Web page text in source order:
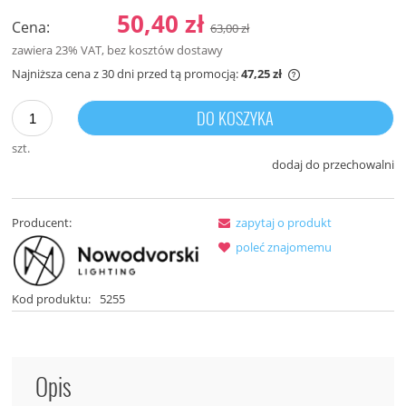
Cena: 50,40 zł 63,00 zł
zawiera 23% VAT, bez kosztów dostawy
Najniższa cena z 30 dni przed tą promocją:47,25 zł
30 dni,
momentu, kiedy
szt.
DO KOSZYKA
dodaj do przechowalni
Producent:
Kod produktu: 5255
zapytaj o produkt
poleć znajomemu
Opis